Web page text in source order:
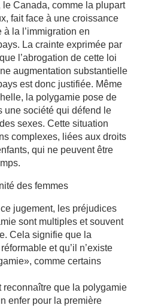
le Canada, comme la plupart
fait face à une croissance
la l’immigration en
La crainte exprimée par
l’abrogation de cette loi
augmentation substantielle
est donc justifiée. Même
la polygamie pose de
une société qui défend le
sexes. Cette situation
complexes, liées aux droits
qui ne peuvent être
des femmes
jugement, les préjudices
sont multiples et souvent
Cela signifie que la
et qu’il n’existe
comme certains
reconnaître que la polygamie
enfer pour la première